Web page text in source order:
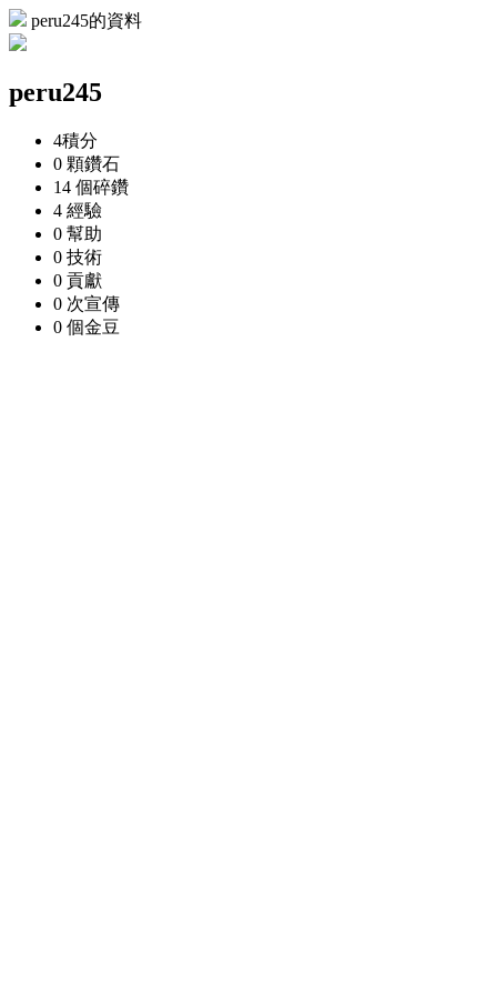
peru245的資料
peru245
4積分
0 顆鑽石
14 個碎鑽
4 經驗
0 幫助
0 技術
0 貢獻
0 次宣傳
0 個金豆